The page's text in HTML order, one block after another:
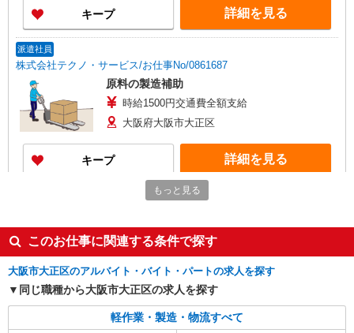
キープ 詳細を見る
派遣社員
株式会社テクノ・サービス/お仕事No/0861687
原料の製造補助
時給1500円交通費全額支給
大阪府大阪市大正区
キープ 詳細を見る
積み下ろし・運搬など
時給1700円交通費全額支給
大阪府大阪市大正区
キープ 詳細を見る
もっと見る
このお仕事に関連する条件で探す
大阪市大正区のアルバイト・バイト・パートの求人を探す
同じ職種から大阪市大正区の求人を探す
軽作業・製造・物流すべて